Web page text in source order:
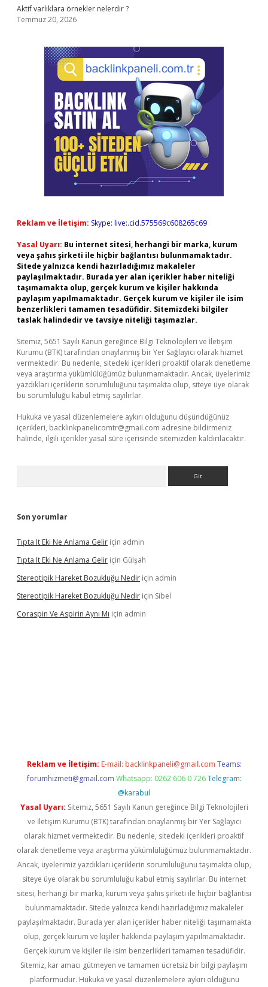
Aktif varlıklara örnekler nelerdir ?
Temmuz 20, 2026
Reklam ve İletişim: Skype: live:.cid.575569c608265c69
Yasal Uyarı: Bu internet sitesi, herhangi bir marka, kurum
veya şahıs şirketi ile hiçbir bağlantısı bulunmamaktadır.
Sitede yalnızca kendi hazırladığımız makaleler
paylaşılmaktadır. Burada yer alan içerikler haber niteliği
taşımamakta olup, gerçek kurum ve kişiler hakkında
paylaşım yapılmamaktadır. Gerçek kurum ve kişiler ile isim
benzerlikleri tamamen tesadüfidir. Sitemizdeki bilgiler
taslak halindedir ve tavsiye niteliği taşımazlar.
Sitemiz, 5651 Sayılı Kanun gereğince Bilgi Teknolojileri ve İletişim
Kurumu (BTK) tarafından onaylanmış bir Yer Sağlayıcı olarak hizmet
vermektedir. Bu nedenle, sitedeki içerikleri proaktif olarak denetleme
veya araştırma yükümlülüğümüz bulunmamaktadır. Ancak, üyelerimiz
yazdıkları içeriklerin sorumluluğunu taşımakta olup, siteye üye olarak
bu sorumluluğu kabul etmiş sayılırlar.
Hukuka ve yasal düzenlemelere aykırı olduğunu düşündüğünüz
içerikleri, backlinkpanelicomtr@gmail.com adresine bildirmeniz
halinde, ilgili içerikler yasal süre içerisinde sitemizden kaldırılacaktır.
Son yorumlar
Tıpta It Eki Ne Anlama Gelir için admin
Tıpta It Eki Ne Anlama Gelir için Gülşah
Stereotipik Hareket Bozukluğu Nedir için admin
Stereotipik Hareket Bozukluğu Nedir için Sibel
Coraspin Ve Aspirin Aynı Mı için admin
Reklam ve İletişim: E-mail: backlinkpaneli@gmail.com Teams:
forumhizmeti@gmail.com Whatsapp: 0262 606 0 726 Telegram:
@karabul
Yasal Uyarı: Sitemiz, 5651 Sayılı Kanun gereğince Bilgi Teknolojileri
ve İletişim Kurumu (BTK) tarafından onaylanmış bir Yer Sağlayıcı
olarak hizmet vermektedir. Bu nedenle, sitedeki içerikleri proaktif
olarak denetleme veya araştırma yükümlülüğümüz bulunmamaktadır.
Ancak, üyelerimiz yazdıkları içeriklerin sorumluluğunu taşımakta olup,
siteye üye olarak bu sorumluluğu kabul etmiş sayılırlar. Bu internet
sitesi, herhangi bir marka, kurum veya şahıs şirketi ile hiçbir bağlantısı
bulunmamaktadır. Sitede yalnızca kendi hazırladığımız makaleler
paylaşılmaktadır. Burada yer alan içerikler haber niteliği taşımamakta
olup, gerçek kurum ve kişiler hakkında paylaşım yapılmamaktadır.
Gerçek kurum ve kişiler ile isim benzerlikleri tamamen tesadüfidir.
Sitemiz, kar amacı gütmeyen ve tamamen ücretsiz bir bilgi paylaşım
platformudur. Hukuka ve yasal düzenlemelere aykırı olduğunu